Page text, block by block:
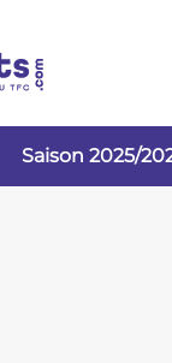
Saison 2025/